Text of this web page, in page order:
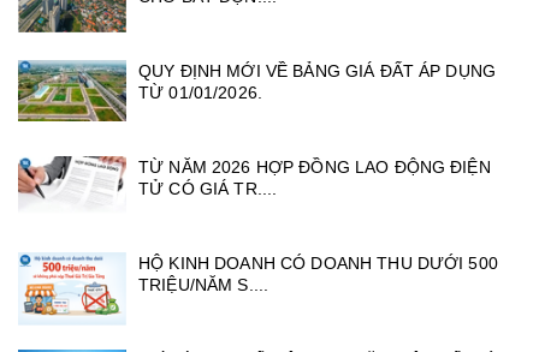
QUY ĐỊNH MỚI VỀ BẢNG GIÁ ĐẤT ÁP DỤNG
TỪ 01/01/2026.
TỪ NĂM 2026 HỢP ĐỒNG LAO ĐỘNG ĐIỆN
TỬ CÓ GIÁ TR....
HỘ KINH DOANH CÓ DOANH THU DƯỚI 500
TRIỆU/NĂM S....